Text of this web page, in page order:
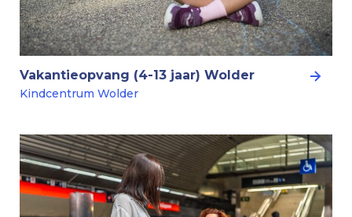
Vakantieopvang (4-13 jaar) Wolder
Kindcentrum Wolder